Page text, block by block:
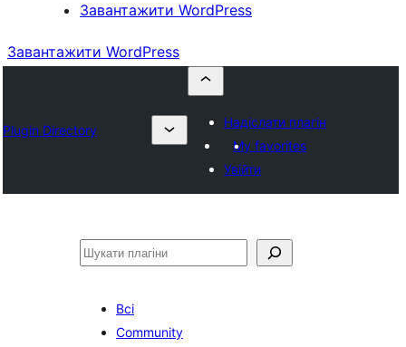
Завантажити WordPress
Завантажити WordPress
Plugin Directory
Надіслати плагін
My favorites
Увійти
Пошук
Всі
Community